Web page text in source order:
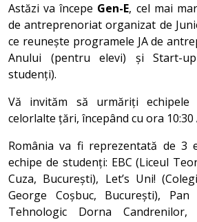
Astăzi va începe Gen-E, cel mai
de antreprenoriat organizat de
ce reunește programele JA de
Anului (pentru elevi) și Start-
studenți).
Vă invităm să urmăriți
celorlalte țări, începând cu ora 10:30
România va fi reprezentată de 3
echipe de studenți: EBC (Liceul
Cuza, București), Let’s Uni!
George Coșbuc, București), Pan
Tehnologic Dorna Candrenilor,